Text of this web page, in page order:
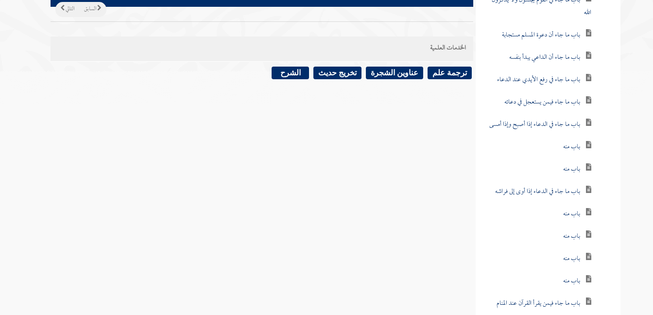
الله
باب ما جاء أن دعوة المسلم مستجابة
باب ما جاء أن الداعي يبدأ بنفسه
باب ما جاء في رفع الأيدي عند الدعاء
باب ما جاء فيمن يستعجل في دعائه
باب ما جاء في الدعاء إذا أصبح وإذا أمسى
باب منه
باب منه
باب ما جاء في الدعاء إذا أوى إلى فراشه
باب منه
باب منه
باب منه
باب منه
باب ما جاء فيمن يقرأ القرآن عند المنام
التالي السابق
الخدمات العلمية
ترجمة علم عناوين الشجرة تخريج حديث الشرح